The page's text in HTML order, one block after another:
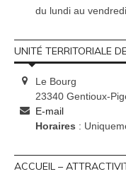
du lundi au
UNITÉ TERRITORIALE
Le Bourg
23340 Gentioux-
E-mail
Horaires :
ACCUEIL –